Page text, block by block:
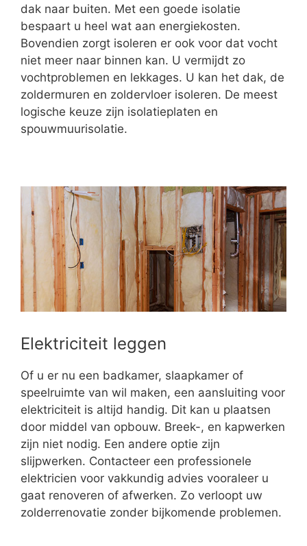
dak naar buiten. Met een goede isolatie
bespaart u heel wat aan energiekosten.
Bovendien zorgt isoleren er ook voor dat vocht
niet meer naar binnen kan. U vermijdt zo
vochtproblemen en lekkages. U kan het dak, de
zoldermuren en zoldervloer isoleren. De meest
logische keuze zijn isolatieplaten en
spouwmuurisolatie.
Elektriciteit leggen
Of u er nu een badkamer, slaapkamer of
speelruimte van wil maken, een aansluiting voor
elektriciteit is altijd handig. Dit kan u plaatsen
door middel van opbouw. Breek-, en kapwerken
zijn niet nodig. Een andere optie zijn
slijpwerken. Contacteer een professionele
elektricien voor vakkundig advies vooraleer u
gaat renoveren of afwerken. Zo verloopt uw
zolderrenovatie zonder bijkomende problemen.